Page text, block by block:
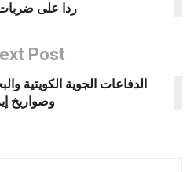
ردا على
Post
الدفاعات الجوية الكويتية
وصواريخ